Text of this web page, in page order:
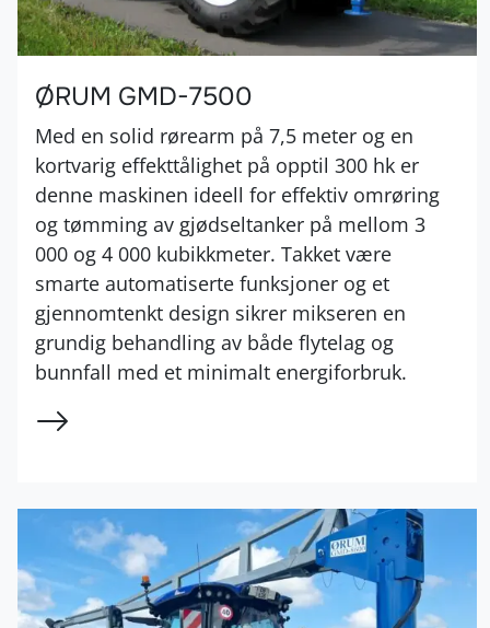
ØRUM GMD-7500
Med en solid rørearm på 7,5 meter og en
kortvarig effekttålighet på opptil 300 hk er
denne maskinen ideell for effektiv omrøring
og tømming av gjødseltanker på mellom 3
000 og 4 000 kubikkmeter. Takket være
smarte automatiserte funksjoner og et
gjennomtenkt design sikrer mikseren en
grundig behandling av både flytelag og
bunnfall med et minimalt energiforbruk.